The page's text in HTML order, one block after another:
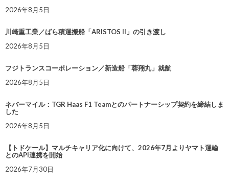
2026年8月5日
川崎重工業／ばら積運搬船「ARISTOS II」の引き渡し
2026年8月5日
フジトランスコーポレーション／新造船「蓉翔丸」就航
2026年8月5日
ネバーマイル：TGR Haas F1 Teamとのパートナーシップ契約を締結しま
した
2026年8月5日
【トドケール】マルチキャリア化に向けて、2026年7月よりヤマト運輸
とのAPI連携を開始
2026年7月30日